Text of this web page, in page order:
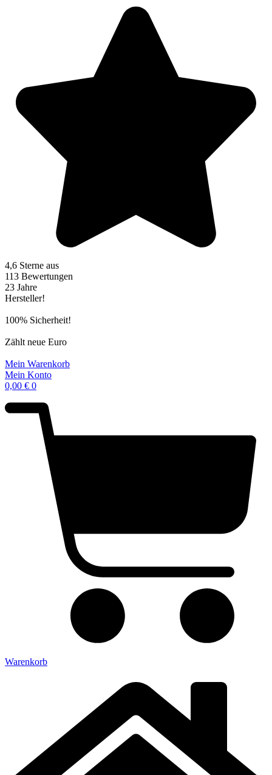
4,6 Sterne aus
113 Bewertungen
23 Jahre
Hersteller!
100% Sicherheit!
Zählt neue Euro
Mein Warenkorb
Mein Konto
0,00 € 0
Warenkorb